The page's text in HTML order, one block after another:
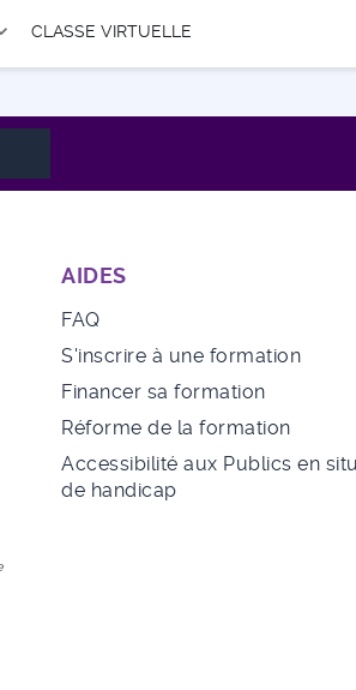
CLASSE VIRTUELLE
AIDES
FAQ
S'inscrire à une formation
Financer sa formation
Réforme de la formation
Accessibilité aux Publics en
de handicap